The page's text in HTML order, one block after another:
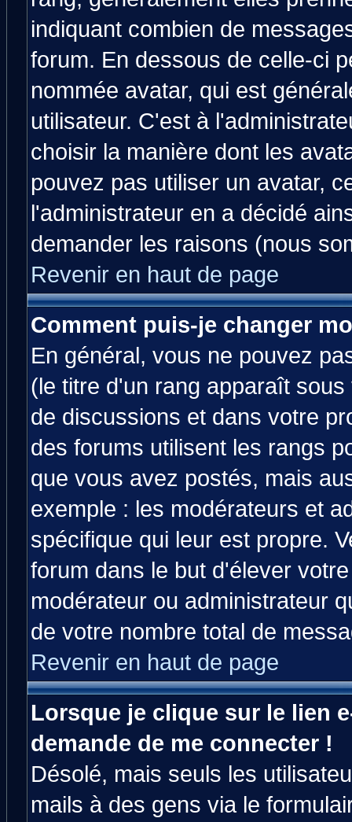
indiquant combien de
forum. En dessous de celle-ci
nommée avatar, qui est
utilisateur. C'est à
choisir la manière dont les
pouvez pas utiliser un avatar,
l'administrateur en a décidé
demander les raisons (nous
Revenir en haut de page
Comment puis-je changer
En général, vous ne pouvez
(le titre d'un rang apparaît
de discussions et dans votre
des forums utilisent les rangs
que vous avez postés, mais
exemple : les modérateurs et
spécifique qui leur est propre.
forum dans le but d'élever
modérateur ou administrateur
de votre nombre total de
Revenir en haut de page
Lorsque je clique sur le lien
demande de me connecter !
Désolé, mais seuls les
mails à des gens via le